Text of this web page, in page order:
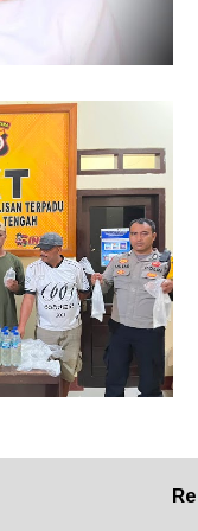
dan Anak
Waibulen